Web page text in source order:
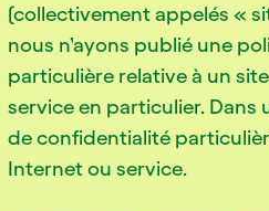
(collectivement appelés «
nous n’ayons publié une
particulière relative à un
service en particulier. Dans
de confidentialité
Internet ou service.